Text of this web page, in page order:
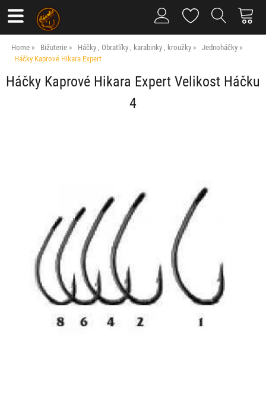
Home Bižuterie Háčky , Obratlíky , karabinky , kroužky
Jednoháčky
Háčky Kaprové Hikara Expert
Háčky Kaprové Hikara Expert Velikost Háčku
4